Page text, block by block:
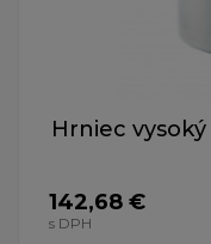
Hrniec
142,68 €
s DPH